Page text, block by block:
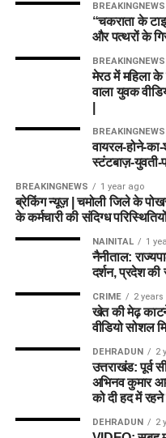
BREAKINGNEWS
“चकराता के
और पत्थरों के
BREAKINGNEWS
मेरठ में महिला
वाला युवक
BREAKINGNEWS
वायरल-होने-
स्टंटबाज़-युवती-
BREAKINGNEWS 1 year ago
ब्रेकिंग न्यूज़ | चमोली जिले के
के कर्मचारी की संदिग्ध
NAINITAL 1
नैनीताल:
दर्शन, प्रदेश
CRIME 2 years
खेत की मेढ़
वीडियो सोशल
DEHRADUN 2
उत्तराखंड: पूर्व
अभिनव कुमार
को दी हद में
DEHRADUN 2